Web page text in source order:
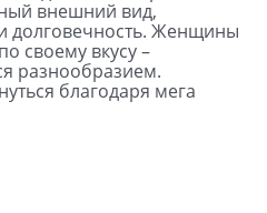
внешний вид,
долговечность. Женщины
своему вкусу –
разнообразием.
благодаря мега